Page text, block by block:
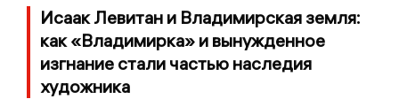
Исаак Левитан и Владимирская земля:
как «Владимирка» и вынужденное
изгнание стали частью наследия
художника